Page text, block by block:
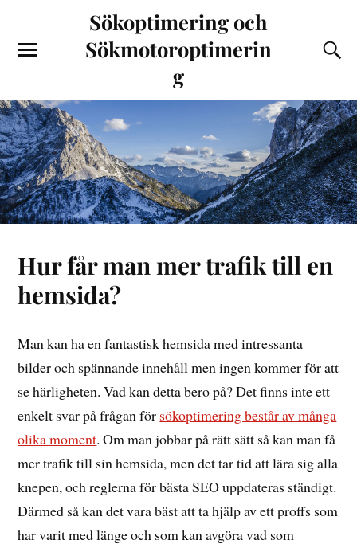
Sökoptimering och
Sökmotoroptimerin
g
Hur får man mer trafik till en
hemsida?
Man kan ha en fantastisk hemsida med intressanta
bilder och spännande innehåll men ingen kommer för att
se härligheten. Vad kan detta bero på? Det finns inte ett
enkelt svar på frågan för sökoptimering består av många
olika moment. Om man jobbar på rätt sätt så kan man få
mer trafik till sin hemsida, men det tar tid att lära sig alla
knepen, och reglerna för bästa SEO uppdateras ständigt.
Därmed så kan det vara bäst att ta hjälp av ett proffs som
har varit med länge och som kan avgöra vad som